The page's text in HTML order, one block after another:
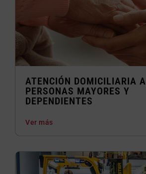
ATENCIÓN DOMICILIARIA A
PERSONAS MAYORES Y
DEPENDIENTES
Ver más